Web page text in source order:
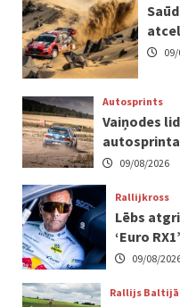
Autosprints
Vaiņodes
09/08/2026
Rallijkross
Lēbs
‘Euro
09/08/
Rallijs Baltijā